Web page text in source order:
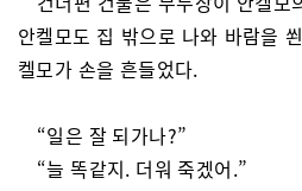
안켈모도 집 밖으로 나와 바람을
켈모가 손을 흔들었다.
“일은 잘 되가나?”
“늘 똑같지. 더워 죽겠어.”